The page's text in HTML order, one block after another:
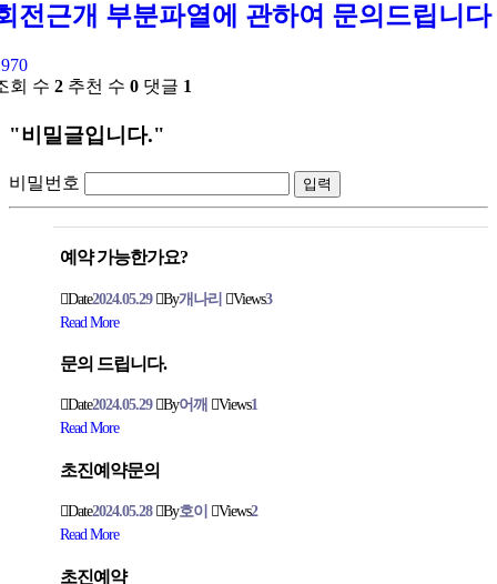
전근개 부분파열에 관하여 문의드립니다
회 수 2 추천 수 0 댓글 1
"비밀글입니다."
비밀번호
예약 가능한가요?
Date2024.05.29 By개나리 Views3
Read More
문의 드립니다.
Date2024.05.29 By어깨 Views1
Read More
초진예약문의
Date2024.05.28 By호이 Views2
Read More
초진예약